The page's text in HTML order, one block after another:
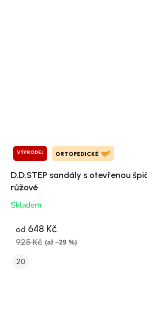
VÝPRODEJ ORTOPEDICKÉ
D.D.STEP sandály s otevřenou
růžové
Skladem
od 648 Kč
925 Kč (až –29 %)
20